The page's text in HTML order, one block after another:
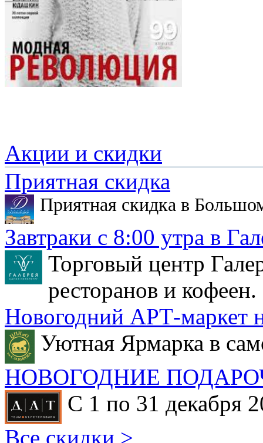
Акции и скидки
Приятная скидка
Приятная скидка в
Завтраки с 8:00 утра в
Торговый центр
ресторанов и кофеен.
Новогодний АРТ-маркет
Уютная Ярмарка в
НОВОГОДНИЕ
С 1 по 31 декабря
Все скидки >